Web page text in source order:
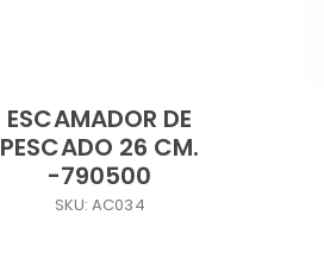
ESCAMADOR DE
PESCADO 26 CM.
-790500
SKU: AC034